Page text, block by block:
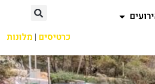
כרטיסים | מלונות